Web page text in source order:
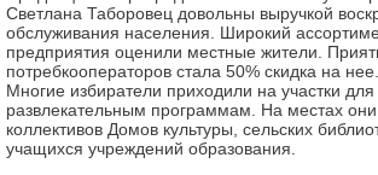
Светлана Таборовец довольны выручкой
обслуживания населения. Широкий
предприятия оценили местные жители.
потребкооператоров стала 50% скидка на
Многие избиратели приходили на участки
развлекательным программам. На местах
коллективов Домов культуры, сельских
учащихся учреждений образования.